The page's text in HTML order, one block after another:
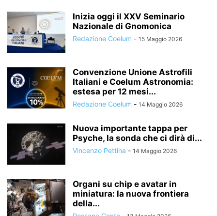
Inizia oggi il XXV Seminario
Nazionale di Gnomonica
Redazione Coelum - 15 Maggio 2026
Convenzione Unione Astrofili
Italiani e Coelum Astronomia:
estesa per 12 mesi...
Redazione Coelum - 14 Maggio 2026
Nuova importante tappa per
Psyche, la sonda che ci dirà di...
Vincenzo Pettina - 14 Maggio 2026
Organi su chip e avatar in
miniatura: la nuova frontiera
della...